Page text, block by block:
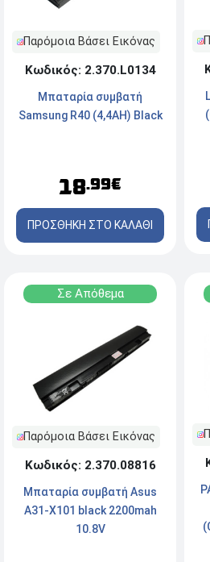
Παρόμοια Βάσει Εικόνας
Κωδικός: 2.370.L0134
Μπαταρία συμβατή
Samsung R40 (4,4AH) Black
18.99€
ΠΡΟΣΘΗΚΗ ΣΤΟ ΚΑΛΑΘΙ
Σε Απόθεμα
Παρόμοια Βάσει Εικόνας
Κωδικός: 2.370.08816
Μπαταρία συμβατή Asus
A31-X101 black 2200mah
10.8V